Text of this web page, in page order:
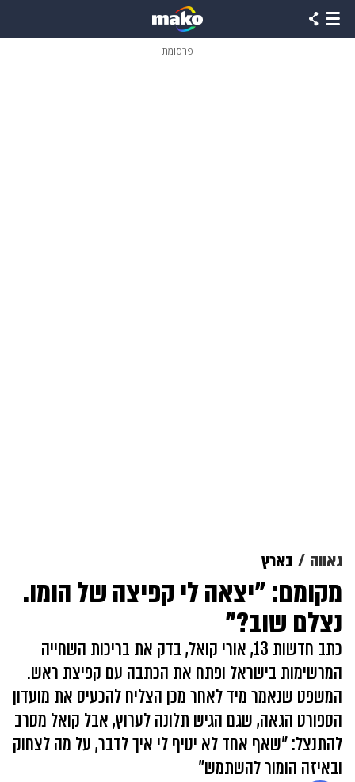
פרסומת
גאווה בארץ
מקומם: "יצאה לי קפיצה של הומו.
נצלם שוב?"
כתב חדשות 13, אורי קואל, בדק את בריכות השחייה
המרשימות בישראל ופתח את הכתבה עם קפיצת ראש.
המשפט שנאמר מיד לאחר מכן הצליח להכעיס את מועדון
הספורט הגאה, שגם הגיש תלונה לערוץ, אבל קואל מסרב
להתנצל: "שאף אחד לא יטיף לי איך לדבר, על מה לצחוק
ובאיזה הומור להשתמש"